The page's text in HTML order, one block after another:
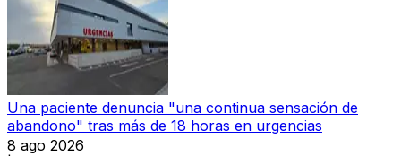
Una paciente denuncia "una continua sensación de
abandono" tras más de 18 horas en urgencias
8 ago 2026